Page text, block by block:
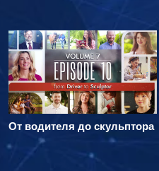
От водителя до скульптора